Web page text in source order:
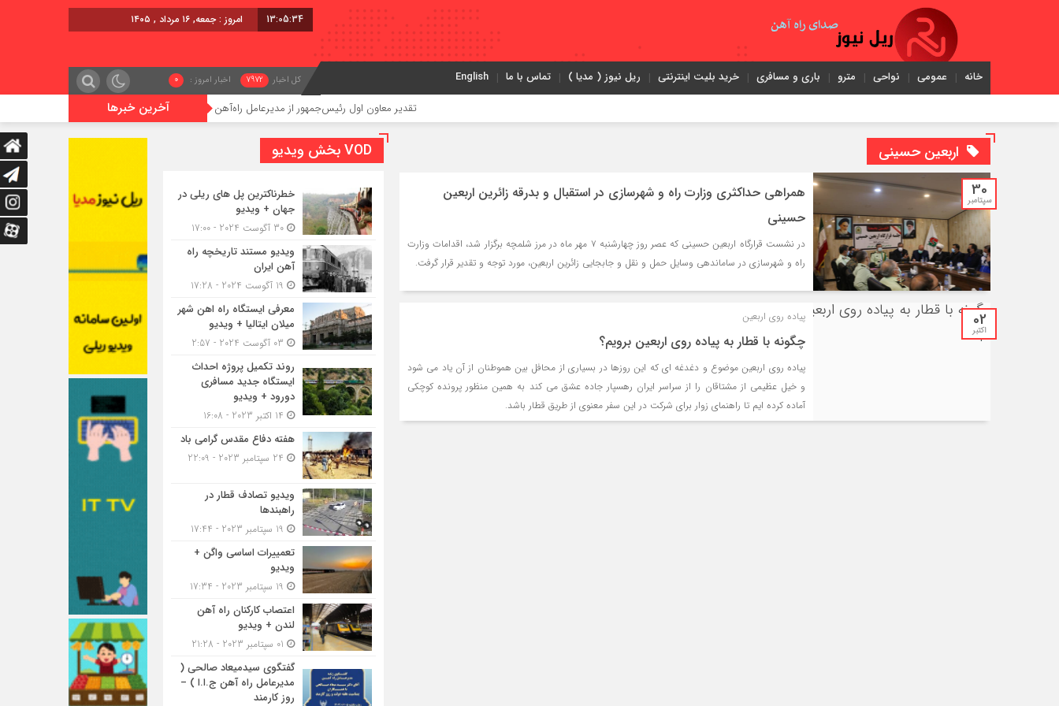
13:05:35 امروز : جمعه, ۱۶ مرداد , ۱۴۰۵
خانه عمومی نواحی مترو باری و مسافری خرید بلیت اینترنتی ریل نیوز ( مدیا ) تماس با ما English کل اخبار 7972 اخبار امروز : 0
آخرین خبرها تقدیر معاون اول رئیس‌جمهور از مدیرعامل راه‌آهن اعزام قطار فوق‌العاده کرمان – خرمشهر
اربعين حسيني
30
سپتامبر
همراهی حداکثری وزارت راه و شهرسازی در استقبال و بدرقه زائرین اربعین
حسینی
در نشست قرارگاه اربعین حسینی که عصر روز چهارشنبه ۷ مهر ماه در مرز شلمچه برگزار شد، اقدامات وزارت
راه و شهرسازی در ساماندهی وسایل حمل و نقل و جابجایی زائرین اربعین، مورد توجه و تقدیر قرار گرفت.
02
اکتبر
پیاده روی اربعین
چگونه با قطار به پیاده روی اربعین برویم؟
پیاده روی اربعین موضوع و دغدغه ای که این روزها در بسیاری از محافل بین هموطنان از آن یاد می شود
و خیل عظیمی از مشتاقان را از سراسر ایران رهسپار جاده عشق می کند به همین منظور پرونده کوچکی
آماده کرده ایم تا راهنمای زوار برای شرکت در این سفر معنوی از طریق قطار باشد.
VOD بخش ویدیو
خطرناکترین پل های ریلی در
جهان + ویدیو
ویدیو مستند تاریخچه راه
آهن ایران
معرفی ایستگاه راه اهن شهر
میلان ایتالیا + ویدیو
روند تکمیل پروژه احداث
ایستگاه جدید مسافری
دورود + ویدیو
هفته دفاع مقدس گرامی باد
ویدیو تصادف قطار در
راهبندها
تعمییرات اساسی واگن +
ویدیو
اعتصاب کارکنان راه آهن
لندن + ویدیو
گفتگوی سیدمیعاد صالحی (
مدیرعامل راه آهن ج.ا.ا ) –
روز کارمند